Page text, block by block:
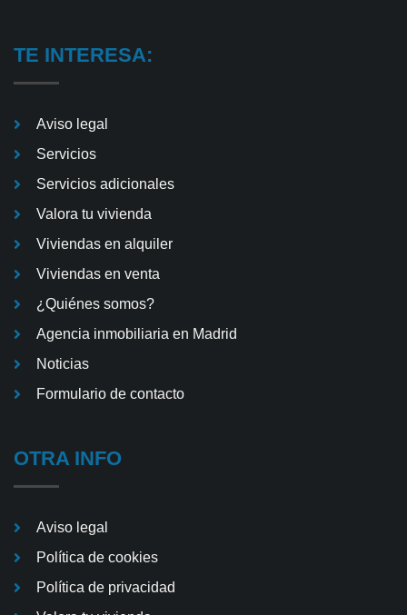
TE INTERESA:
Aviso legal
Servicios
Servicios adicionales
Valora tu vivienda
Viviendas en alquiler
Viviendas en venta
¿Quiénes somos?
Agencia inmobiliaria en Madrid
Noticias
Formulario de contacto
OTRA INFO
Aviso legal
Política de cookies
Política de privacidad